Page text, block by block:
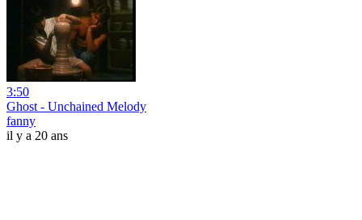
3:50
Ghost - Unchained Melody
fanny
il y a 20 ans